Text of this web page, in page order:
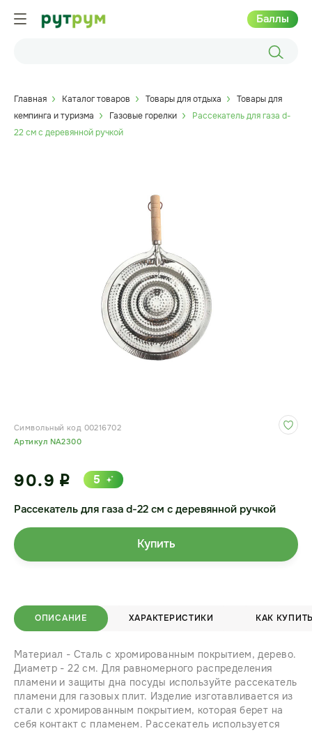
Баллы
Главная Каталог товаров Товары для отдыха
Товары для
кемпинга и туризма
Газовые горелки
Рассекатель для газа d-
22 см с деревянной ручкой
ОПИСАНИЕ ХАРАКТЕРИСТИКИ КАК
Материал - Сталь с хромированным покрытием, дерево.
Диаметр - 22 см. Для равномерного распределения
пламени и защиты дна посуды используйте рассекатель
пламени для газовых плит. Изделие изготавливается из
стали с хромированным покрытием, которая берет на
себя контакт с пламенем. Рассекатель используется
Символьный код 00216702
Артикул NA2300
Рассекатель для газа d-22 см с деревянной ручкой
90.9 i 5
Купить